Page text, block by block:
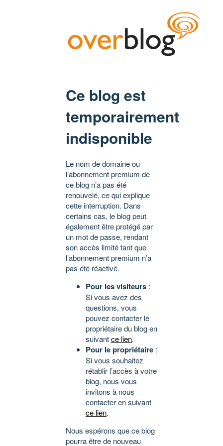
Ce blog est
temporairement
indisponible
Le nom de domaine ou
l’abonnement premium de
ce blog n’a pas été
renouvelé, ce qui explique
cette interruption. Dans
certains cas, le blog peut
également être protégé par
un mot de passe, rendant
son accès limité tant que
l’abonnement premium n’a
pas été réactivé.
Pour les visiteurs :
Si vous avez des
questions, vous
pouvez contacter le
propriétaire du blog en
suivantce lien.
Pour le propriétaire :
Si vous souhaitez
rétablir l’accès à votre
blog, nous vous
invitons à nous
contacter en suivant
ce lien.
Nous espérons que ce blog
pourra être de nouveau